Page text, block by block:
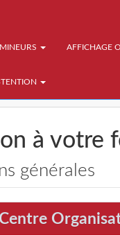
AFFICHAGE
à votre
générales
Centre